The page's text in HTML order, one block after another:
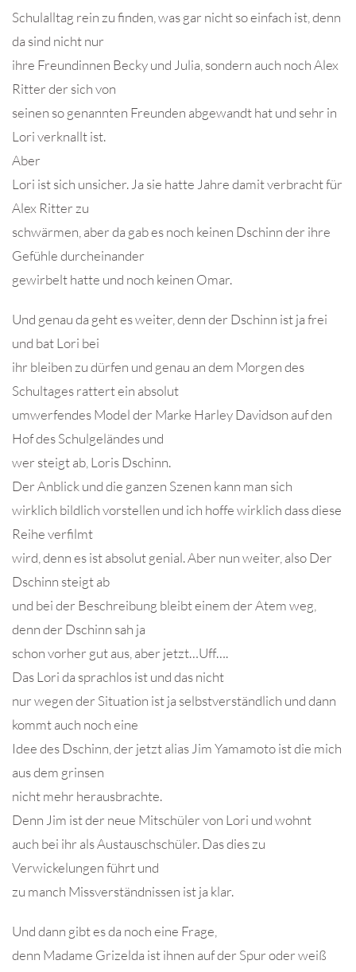
Schulalltag rein zu finden, was gar nicht so einfach ist, denn
da sind nicht nur
ihre Freundinnen Becky und Julia, sondern auch noch Alex
Ritter der sich von
seinen so genannten Freunden abgewandt hat und sehr in
Lori verknallt ist.
Aber
Lori ist sich unsicher. Ja sie hatte Jahre damit verbracht für
Alex Ritter zu
schwärmen, aber da gab es noch keinen Dschinn der ihre
Gefühle durcheinander
gewirbelt hatte und noch keinen Omar.
Und genau da geht es weiter, denn der Dschinn ist ja frei
und bat Lori bei
ihr bleiben zu dürfen und genau an dem Morgen des
Schultages rattert ein absolut
umwerfendes Model der Marke Harley Davidson auf den
Hof des Schulgeländes und
wer steigt ab, Loris Dschinn.
Der Anblick und die ganzen Szenen kann man sich
wirklich bildlich vorstellen und ich hoffe wirklich dass diese
Reihe verfilmt
wird, denn es ist absolut genial. Aber nun weiter, also Der
Dschinn steigt ab
und bei der Beschreibung bleibt einem der Atem weg,
denn der Dschinn sah ja
schon vorher gut aus, aber jetzt…Uff….
Das Lori da sprachlos ist und das nicht
nur wegen der Situation ist ja selbstverständlich und dann
kommt auch noch eine
Idee des Dschinn, der jetzt alias Jim Yamamoto ist die mich
aus dem grinsen
nicht mehr herausbrachte.
Denn Jim ist der neue Mitschüler von Lori und wohnt
auch bei ihr als Austauschschüler. Das dies zu
Verwickelungen führt und
zu manch Missverständnissen ist ja klar.
Und dann gibt es da noch eine Frage,
denn Madame Grizelda ist ihnen auf der Spur oder weiß